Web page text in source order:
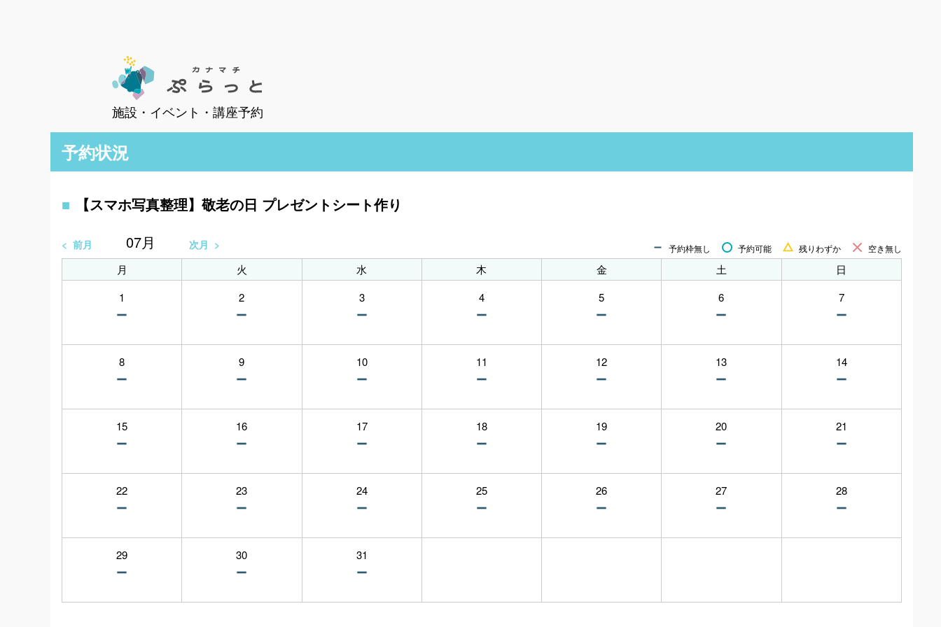
施設・イベント・講座予約
予約状況
【スマホ写真整理】敬老の日 プレゼントシート作り
前月 07月 次月 予約枠無し 予約可能 残りわずか 空き無し
月 火 水 木 金 土
日
1
2 3 4 5 6 7
8 9 10 11 12 13 14
15 16 17 18 19 20 21
22 23 24 25 26 27 28
29 30 31